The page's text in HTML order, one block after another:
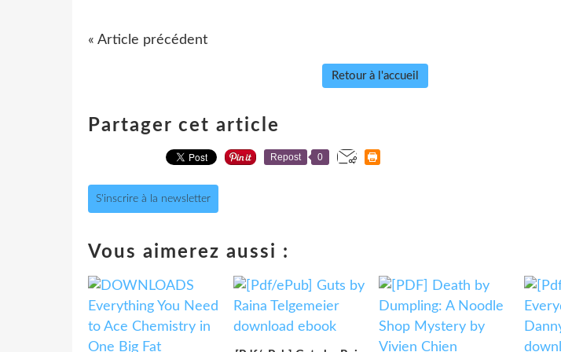
« Article précédent
Retour à l'accueil
Partager cet article
Repost 0
S'inscrire à la newsletter
Vous aimerez aussi :